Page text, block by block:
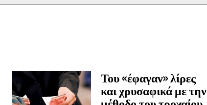
Του «έφαγαν» λίρες
και χρυσαφικά με την